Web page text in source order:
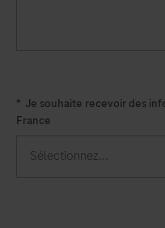
* Je souhaite recevoir des
France